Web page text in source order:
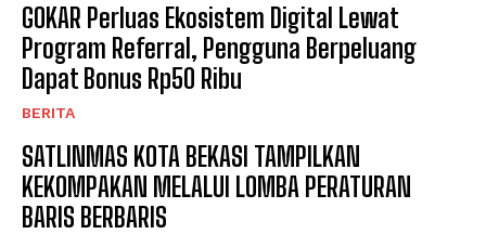
GOKAR Perluas Ekosistem Digital Lewat
Program Referral, Pengguna Berpeluang
Dapat Bonus Rp50 Ribu
BERITA
SATLINMAS KOTA BEKASI TAMPILKAN
KEKOMPAKAN MELALUI LOMBA PERATURAN
BARIS BERBARIS